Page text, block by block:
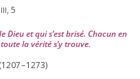
III, 5
et qui s’est bri­sé. Chacun en
la véri­té s’y trouve.
1207–1273)